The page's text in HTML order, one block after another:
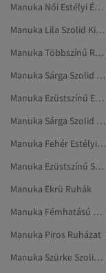
Manuka Női Estélyi És Báli Ruhák
Manuka Lila Szolid Kimono
Manuka Többszínű Ruhák
Manuka Sárga Szolid Ruházat
Manuka Ezüstszínű Estélyi Ruhák
Manuka Sárga Szolid Ruhák
Manuka Fehér Estélyi Ruhák
Manuka Ezüstszínű Szolid Ruházat
Manuka Ekrü Ruhák
Manuka Fémhatású Szolid Ruházat
Manuka Piros Ruházat
Manuka Szürke Szolid Ruházat